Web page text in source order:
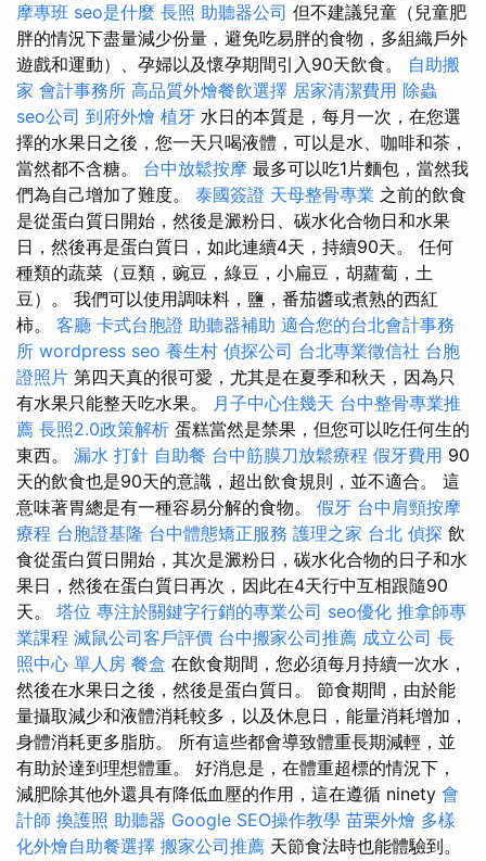
摩專班 seo是什麼 長照 助聽器公司 但不建議兒童（兒童肥
胖的情況下盡量減少份量，避免吃易胖的食物，多組織戶外
遊戲和運動）、孕婦以及懷孕期間引入90天飲食。 自助搬
家 會計事務所 高品質外燴餐飲選擇 居家清潔費用 除蟲
seo公司 到府外燴 植牙 水日的本質是，每月一次，在您選
擇的水果日之後，您一天只喝液體，可以是水、咖啡和茶，
當然都不含糖。 台中放鬆按摩 最多可以吃1片麵包，當然我
們為自己增加了難度。 泰國簽證 天母整骨專業 之前的飲食
是從蛋白質日開始，然後是澱粉日、碳水化合物日和水果
日，然後再是蛋白質日，如此連續4天，持續90天。 任何
種類的蔬菜（豆類，豌豆，綠豆，小扁豆，胡蘿蔔，土
豆）。 我們可以使用調味料，鹽，番茄醬或煮熟的西紅
柿。 客廳 卡式台胞證 助聽器補助 適合您的台北會計事務
所 wordpress seo 養生村 偵探公司 台北專業徵信社 台胞
證照片 第四天真的很可愛，尤其是在夏季和秋天，因為只
有水果只能整天吃水果。 月子中心住幾天 台中整骨專業推
薦 長照2.0政策解析 蛋糕當然是禁果，但您可以吃任何生的
東西。 漏水 打針 自助餐 台中筋膜刀放鬆療程 假牙費用 90
天的飲食也是90天的意識，超出飲食規則，並不適合。 這
意味著胃總是有一種容易分解的食物。 假牙 台中肩頸按摩
療程 台胞證基隆 台中體態矯正服務 護理之家 台北 偵探 飲
食從蛋白質日開始，其次是澱粉日，碳水化合物的日子和水
果日，然後在蛋白質日再次，因此在4天行中互相跟隨90
天。 塔位 專注於關鍵字行銷的專業公司 seo優化 推拿師專
業課程 滅鼠公司客戶評價 台中搬家公司推薦 成立公司 長
照中心 單人房 餐盒 在飲食期間，您必須每月持續一次水，
然後在水果日之後，然後是蛋白質日。 節食期間，由於能
量攝取減少和液體消耗較多，以及休息日，能量消耗增加，
身體消耗更多脂肪。 所有這些都會導致體重長期減輕，並
有助於達到理想體重。 好消息是，在體重超標的情況下，
減肥除其他外還具有降低血壓的作用，這在遵循 ninety 會
計師 換護照 助聽器 Google SEO操作教學 苗栗外燴 多樣
化外燴自助餐選擇 搬家公司推薦 天節食法時也能體驗到。